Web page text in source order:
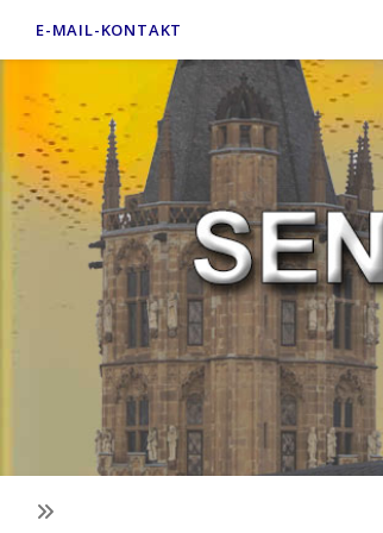
E-MAIL-KONTAKT